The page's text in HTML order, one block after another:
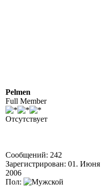
Pelmen
Full Member
Отсутствует
Сообщений: 242
Зарегистрирован: 01. Июня
2006
Пол: